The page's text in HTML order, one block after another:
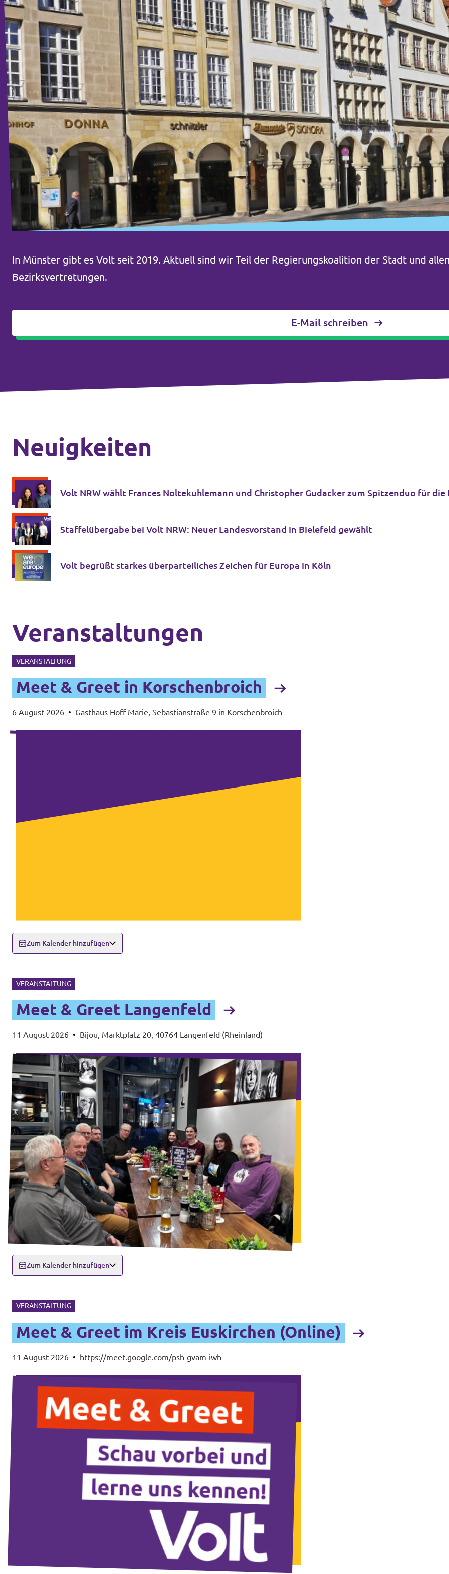
Volt Deutschland Merchandise Shop
Unsere Events
Presse
Mache bei uns mit!
Deine Spende für Volt!
Jobs bei Volt
Volt in deiner Nähe
Transparenz
In Münster gibt es Volt seit 2019. Aktuell sind wir Teil der Regierungskoalition der Stadt und
Bezirksvertretungen.
E-Mail schreiben
Neuigkeiten
Volt NRW wählt Frances Noltekuhlemann und Christopher Gudacker zum Spitzenduo für die
Staﬀelübergabe bei Volt NRW: Neuer Landesvorstand in Bielefeld gewählt
Volt begrüßt starkes überparteiliches Zeichen für Europa in Köln
Veranstaltungen
VERANSTALTUNG
Meet & Greet in Korschenbroich
6 August 2026 • Gasthaus Hoff Marie, Sebastianstraße 9 in Korschenbroich
Zum Kalender hinzufügen
VERANSTALTUNG
Meet & Greet Langenfeld
11 August 2026 • Bijou, Marktplatz 20, 40764 Langenfeld (Rheinland)
Zum Kalender hinzufügen
VERANSTALTUNG
Meet & Greet im Kreis Euskirchen (Online)
11 August 2026 • https://meet.google.com/psh-gvam-iwh